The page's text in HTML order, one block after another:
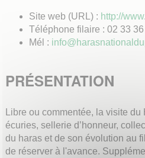
Site web (URL) : http://
Téléphone filaire : 02 33
Mél :
PRÉSENTATION
Libre ou commentée, la visite
écuries, sellerie d’honneur,
du haras et de son évolution au
de réserver à l'avance.